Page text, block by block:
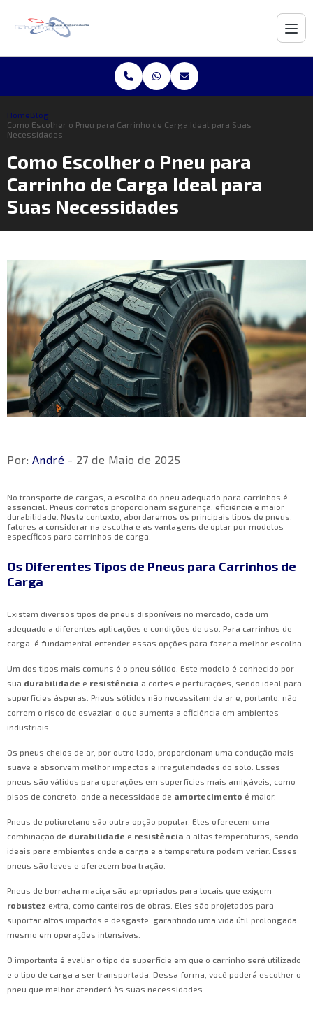
HomeBlog
Como Escolher o Pneu para Carrinho de Carga Ideal para Suas
Necessidades
Como Escolher o Pneu para
Carrinho de Carga Ideal para
Suas Necessidades
Por: André - 27 de Maio de 2025
No transporte de cargas, a escolha do pneu adequado para carrinhos é
essencial. Pneus corretos proporcionam segurança, eficiência e maior
durabilidade. Neste contexto, abordaremos os principais tipos de pneus,
fatores a considerar na escolha e as vantagens de optar por modelos
específicos para carrinhos de carga.
Os Diferentes Tipos de Pneus para Carrinhos de
Carga
Existem diversos tipos de pneus disponíveis no mercado, cada um
adequado a diferentes aplicações e condições de uso. Para carrinhos de
carga, é fundamental entender essas opções para fazer a melhor escolha.
Um dos tipos mais comuns é o pneu sólido. Este modelo é conhecido por
sua durabilidade e resistência a cortes e perfurações, sendo ideal para
superfícies ásperas. Pneus sólidos não necessitam de ar e, portanto, não
correm o risco de esvaziar, o que aumenta a eficiência em ambientes
industriais.
Os pneus cheios de ar, por outro lado, proporcionam uma condução mais
suave e absorvem melhor impactos e irregularidades do solo. Esses
pneus são válidos para operações em superfícies mais amigáveis, como
pisos de concreto, onde a necessidade de amortecimento é maior.
Pneus de poliuretano são outra opção popular. Eles oferecem uma
combinação de durabilidade e resistência a altas temperaturas, sendo
ideais para ambientes onde a carga e a temperatura podem variar. Esses
pneus são leves e oferecem boa tração.
Pneus de borracha maciça são apropriados para locais que exigem
robustez extra, como canteiros de obras. Eles são projetados para
suportar altos impactos e desgaste, garantindo uma vida útil prolongada
mesmo em operações intensivas.
O importante é avaliar o tipo de superfície em que o carrinho será utilizado
e o tipo de carga a ser transportada. Dessa forma, você poderá escolher o
pneu que melhor atenderá às suas necessidades.